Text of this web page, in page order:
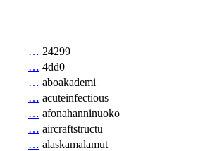
… 24299
… 4dd0
… aboakademi
… acuteinfectious
… afonahanninuoko
… aircraftstructu
… alaskamalamut